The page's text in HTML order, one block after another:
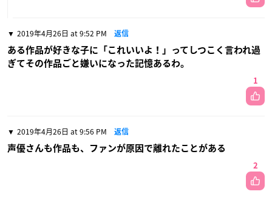
2019年4月26日 at 9:52 PM 返信
ある作品が好きな子に「これいいよ！」ってしつこく言われ過
ぎてその作品ごと嫌いになった記憶あるわ。
1
2019年4月26日 at 9:56 PM 返信
声優さんも作品も、ファンが原因で離れたことがある
2